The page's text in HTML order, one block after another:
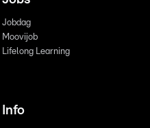
Jobdag
Moovijob
Lifelong Learning
Info